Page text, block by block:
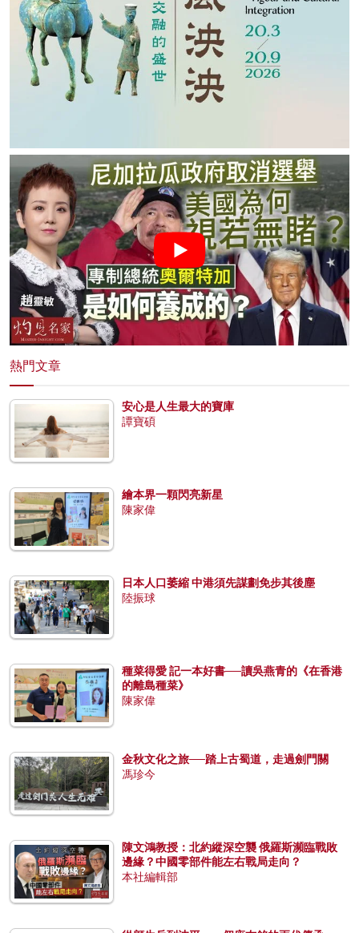
熱門文章
安心是人生最大的寶庫
譚寶碩
繪本界一顆閃亮新星
陳家偉
日本人口萎縮 中港須先謀劃免步其後塵
陸振球
種菜得愛 記一本好書──讀吳燕青的《在香港
的離島種菜》
陳家偉
金秋文化之旅──踏上古蜀道，走過劍門關
馮珍今
陳文鴻教授：北約縱深空襲 俄羅斯瀕臨戰敗
邊緣？中國零部件能左右戰局走向？
本社編輯部